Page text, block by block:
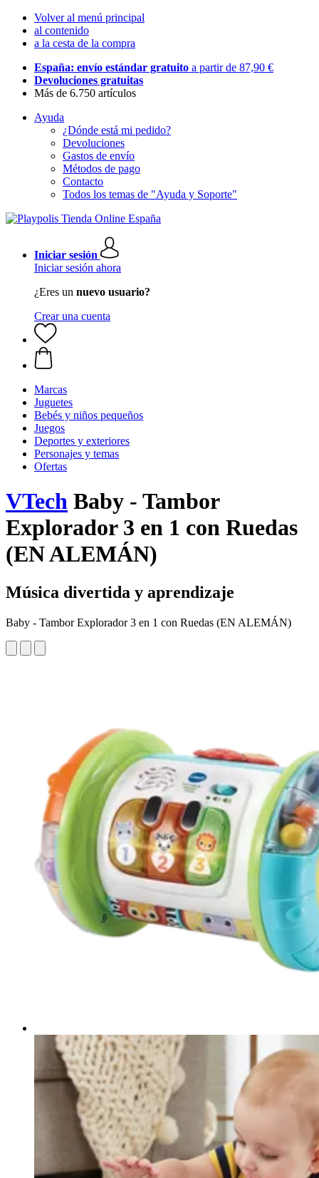
Volver al menú principal
al contenido
a la cesta de la compra
España: envío estándar gratuito a partir de 87,90 €
Devoluciones gratuitas
Más de 6.750 artículos
Ayuda
¿Dónde está mi pedido?
Devoluciones
Gastos de envío
Métodos de pago
Contacto
Todos los temas de "Ayuda y Soporte"
Iniciar sesión
Iniciar sesión ahora
¿Eres un nuevo usuario?
Crear una cuenta
Marcas
Juguetes
Bebés y niños pequeños
Juegos
Deportes y exteriores
Personajes y temas
Ofertas
VTech Baby - Tambor
Explorador 3 en 1 con Ruedas
(EN ALEMÁN)
Música divertida y aprendizaje
Baby - Tambor Explorador 3 en 1 con Ruedas (EN ALEMÁN)